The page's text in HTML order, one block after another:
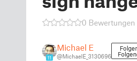
0 Bewertungen
11
Michael E
@MichaelE_3130696